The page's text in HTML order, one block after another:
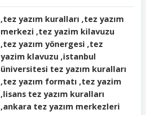
,tez yazım kuralları ,tez yazım
merkezi ,tez yazim kilavuzu
,tez yazım yönergesi ,tez
yazim klavuzu ,istanbul
üniversitesi tez yazım kuralları
,tez yazım formatı ,tez yazim
,lisans tez yazım kuralları
,ankara tez yazım merkezleri